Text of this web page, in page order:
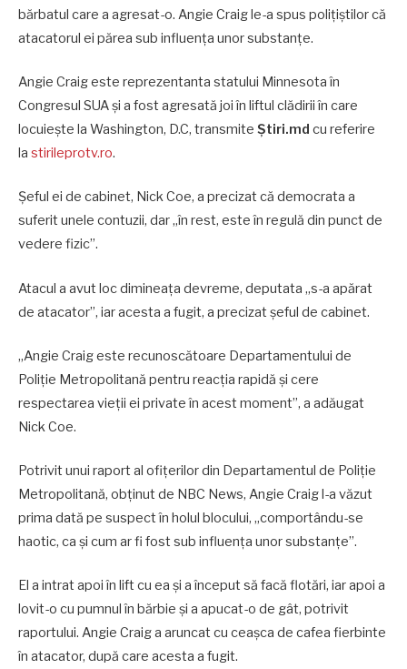
bărbatul care a agresat-o. Angie Craig le-a spus polițiștilor că
atacatorul ei părea sub influența unor substanțe.
Angie Craig este reprezentanta statului Minnesota în
Congresul SUA și a fost agresată joi în liftul clădirii în care
locuieşte la Washington, D.C, transmite Știri.md cu referire
la stirileprotv.ro.
Şeful ei de cabinet, Nick Coe, a precizat că democrata a
suferit unele contuzii, dar „în rest, este în regulă din punct de
vedere fizic”.
Atacul a avut loc dimineaţa devreme, deputata „s-a apărat
de atacator”, iar acesta a fugit, a precizat șeful de cabinet.
„Angie Craig este recunoscătoare Departamentului de
Poliţie Metropolitană pentru reacția rapidă şi cere
respectarea vieţii ei private în acest moment”, a adăugat
Nick Coe.
Potrivit unui raport al ofițerilor din Departamentul de Poliţie
Metropolitană, obţinut de NBC News, Angie Craig l-a văzut
prima dată pe suspect în holul blocului, „comportându-se
haotic, ca şi cum ar fi fost sub influenţa unor substanţe”.
El a intrat apoi în lift cu ea şi a început să facă flotări, iar apoi a
lovit-o cu pumnul în bărbie şi a apucat-o de gât, potrivit
raportului. Angie Craig a aruncat cu ceaşca de cafea fierbinte
în atacator, după care acesta a fugit.